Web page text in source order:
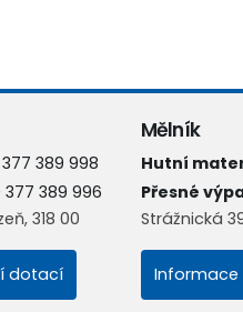
389 998
377 389 996
318 00
dotací
Mělník
Hutní
Přesné
Strážnická